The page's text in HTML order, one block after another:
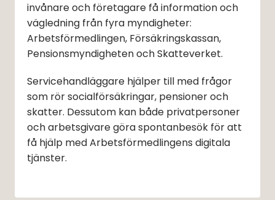
invånare och företagare få information och
vägledning från fyra myndigheter:
Arbetsförmedlingen, Försäkringskassan,
Pensionsmyndigheten och Skatteverket.
Servicehandläggare hjälper till med frågor
som rör socialförsäkringar, pensioner och
skatter. Dessutom kan både privatpersoner
och arbetsgivare göra spontanbesök för att
få hjälp med Arbetsförmedlingens digitala
tjänster.